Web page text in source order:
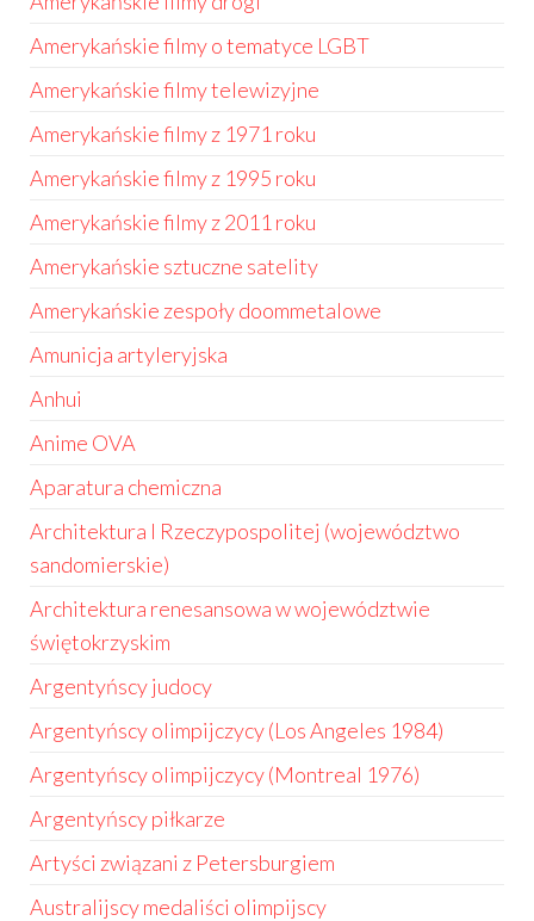
Amerykańskie filmy o tematyce LGBT
Amerykańskie filmy telewizyjne
Amerykańskie filmy z 1971 roku
Amerykańskie filmy z 1995 roku
Amerykańskie filmy z 2011 roku
Amerykańskie sztuczne satelity
Amerykańskie zespoły doommetalowe
Amunicja artyleryjska
Anhui
Anime OVA
Aparatura chemiczna
Architektura I Rzeczypospolitej (województwo
sandomierskie)
Architektura renesansowa w województwie
świętokrzyskim
Argentyńscy judocy
Argentyńscy olimpijczycy (Los Angeles 1984)
Argentyńscy olimpijczycy (Montreal 1976)
Argentyńscy piłkarze
Artyści związani z Petersburgiem
Australijscy medaliści olimpijscy